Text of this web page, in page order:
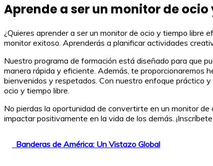
Aprende a ser un monitor de
¿Quieres aprender a ser un monitor de ocio y tiempo libre
monitor exitoso. Aprenderás a planificar actividades
Nuestro programa de formación está diseñado para que
manera rápida y eficiente. Además, te proporcionaremos
bienvenidos y respetados. Con nuestro enfoque práctico
ocio y tiempo libre.
No pierdas la oportunidad de convertirte en un monitor
impactar positivamente en la vida de los demás.
Banderas de América: Un Vistazo Global